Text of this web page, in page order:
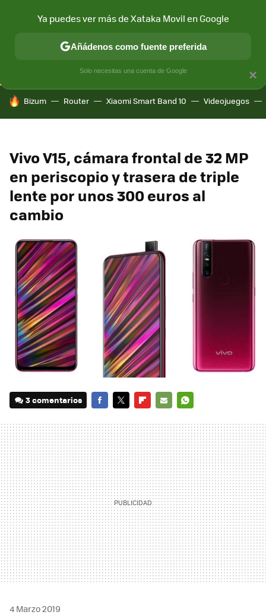
CONECTIVIDAD MÓVIL Y SOCIEDAD APLICACIONES
HOY SE HABLA DE
Bizum Router Xiaomi Smart Band 10 Videojuegos
Vivo V15, cámara frontal de 32 MP
en periscopio y trasera de triple
lente por unos 300 euros al
cambio
3 comentarios
MAIL
4 Marzo 2019
×
Ya puedes ver más de Xataka Movil en Google
Añádenos como fuente preferida
Solo necesitas una cuenta de Google